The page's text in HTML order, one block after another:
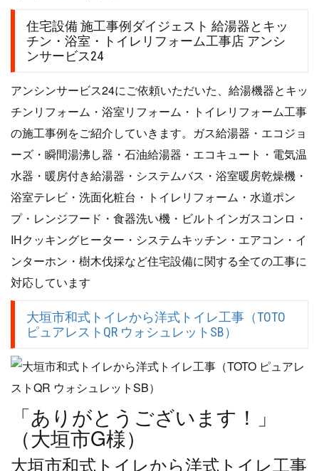
住宅設備 施工事例ダイジェスト 給湯器とキッ
チン・浴室・トイレリフォーム工事店 アンシ
ンサービス24
アンシンサービス24にご依頼いただいた、給湯機器とキッ
チンリフォーム・浴室リフォーム・トイレリフォーム工事
の施工事例をご紹介していきます。ガス給湯器・エコジョ
ーズ・瞬間湯沸し器・石油給湯器・エコキュート・電気温
水器・暖房付き給湯器・システムバス・浴室暖房乾燥機・
浴室テレビ・洗面化粧台・トイレリフォーム・水道ポン
プ・レンジフード・食器洗い機・ビルトインガスコンロ・
IHクッキングヒーター・システムキッチン・エアコン・イ
ンターホン・樹木伐採など住宅設備に関する全ての工事に
対応しています
大垣市和式トイレから洋式トイレ工事（TOTO
ピュアレストQR ウォシュレットSB）
「ありがとうございます！」
（大垣市G様）
大垣市和式トイレから洋式トイレ工事